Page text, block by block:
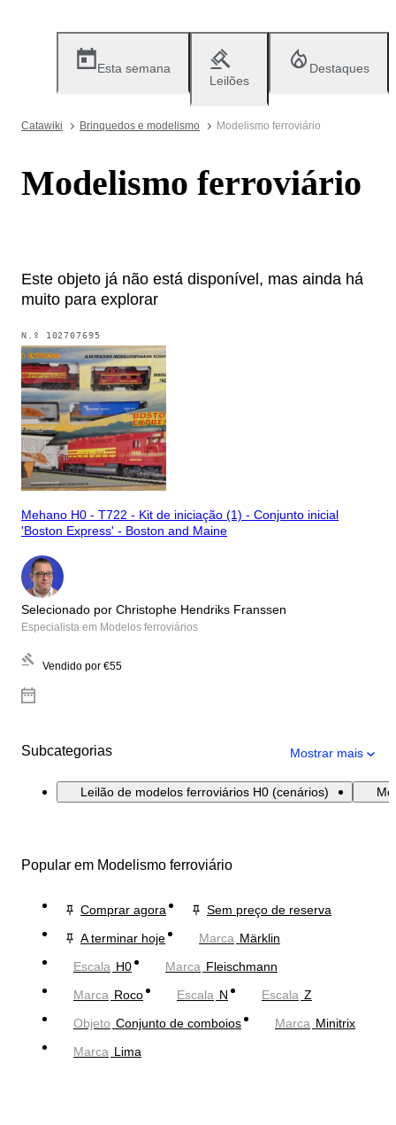
Esta semana
Leilões
Destaques
Catawiki Brinquedos e modelismo Modelismo ferroviário
Modelismo ferroviário
Este objeto já não está disponível, mas ainda há
muito para explorar
N.º 102707695
Mehano H0 - T722 - Kit de iniciação (1) - Conjunto inicial
'Boston Express' - Boston and Maine
Selecionado por Christophe Hendriks Franssen
Especialista em Modelos ferroviários
Vendido por €55
Subcategorias Mostrar mais
Leilão de modelos ferroviários H0 (cenários)
Popular em Modelismo ferroviário
Comprar agora
Sem preço de reserva
A terminar hoje
Marca Märklin
Escala H0 Marca Fleischmann
Marca Roco Escala N Escala Z
Objeto Conjunto de comboios Marca Minitrix
Marca Lima